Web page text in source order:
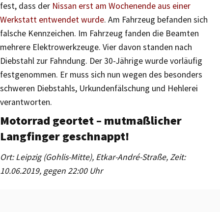
fest, dass der Nissan erst am Wochenende aus einer
Werkstatt entwendet wurde. Am Fahrzeug befanden sich
falsche Kennzeichen. Im Fahrzeug fanden die Beamten
mehrere Elektrowerkzeuge. Vier davon standen nach
Diebstahl zur Fahndung. Der 30-Jährige wurde vorläufig
festgenommen. Er muss sich nun wegen des besonders
schweren Diebstahls, Urkundenfälschung und Hehlerei
verantworten.
Motorrad geortet – mutmaßlicher
Langfinger geschnappt!
Ort: Leipzig (Gohlis-Mitte), Etkar-André-Straße, Zeit:
10.06.2019, gegen 22:00 Uhr